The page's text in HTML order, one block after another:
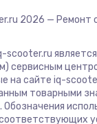
2026 — Ремонт
scooter.ru
сервисным
на сайте iq-
товарными